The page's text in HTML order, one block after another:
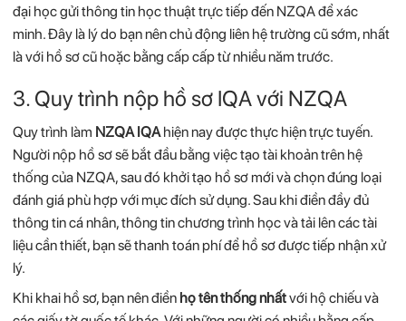
đại họcgửithôngtin họcthuậttrựctiếpđến NZQAđểxác
minh.Đây là lýdo bạnnênchủđộng liên hệtrườngcũsớm,nhất
làvới hồsơcũ hoặc bằngcấpcấptừnhiềunămtrước.
3. Quytrình nộp hồ sơ IQAvới NZQA
Quytrình làm NZQAIQAhiệnnayđượcthực hiệntrựctuyến.
Ngườinộp hồsơsẽ bắtđầu bằngviệctạotài khoảntrên hệ
thốngcủa NZQA,sauđó khởitạo hồsơmớivàchọnđúng loại
đánhgiáphù hợpvớimụcđíchsửdụng.Sau khiđiềnđầyđủ
thôngtincánhân,thôngtinchươngtrình họcvàtải lêncáctài
liệucầnthiết, bạnsẽthanhtoánphíđể hồsơđượctiếpnhậnxử
lý.
Khi khai hồsơ, bạnnênđiền họtênthốngnhấtvới hộchiếuvà